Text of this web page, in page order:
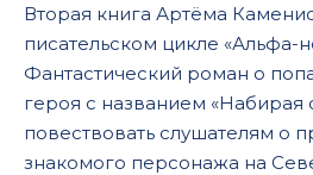
Вторая книга Артёма
писательском цикле «Альфа-
Фантастический роман о
героя с названием «Набирая
повествовать слушателям о
знакомого персонажа на